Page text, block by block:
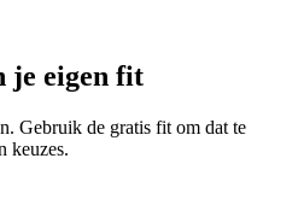
je eigen fit
Gebruik de gratis fit om dat te
keuzes.